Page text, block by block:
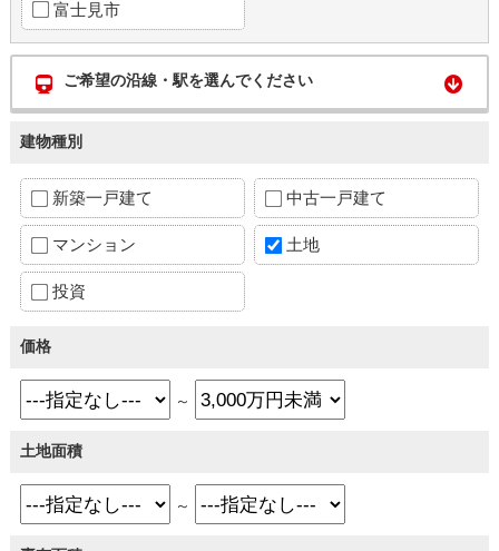
富士見市
ご希望の沿線・駅を選んでください
建物種別
新築一戸建て 中古一戸建て
マンション 土地
投資
価格
～
土地面積
～